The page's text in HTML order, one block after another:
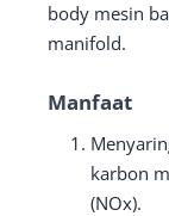
body mesin
manifold.
Manfaat
karbon
(NOx).